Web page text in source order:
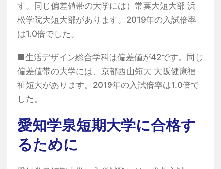
す。同じ偏差値帯の大学には）常葉大短大部 浜
松学院大短大部があります。2019年の入試倍率
は1.0倍でした。
■生活デザイン総合学科は偏差値が42です。同じ
偏差値帯の大学には、京都西山短大 大阪健康福
祉短大があります。2019年の入試倍率は1.0倍で
した。
愛知学泉短期大学に合格す
るために